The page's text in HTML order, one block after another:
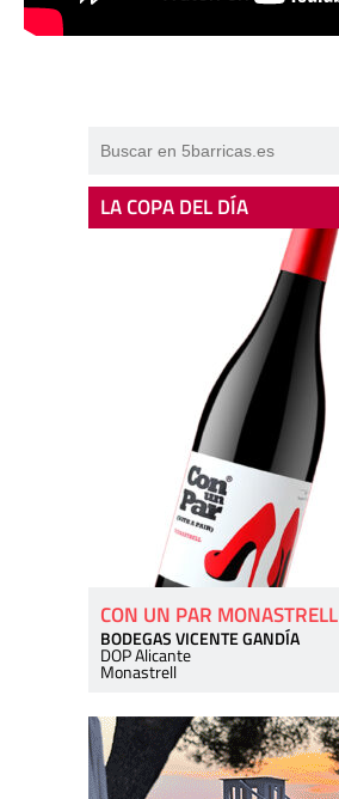
LA COPA DEL DÍA
CON UN PAR MONASTRELL
BODEGAS VICENTE GANDÍA
DOP Alicante
Monastrell